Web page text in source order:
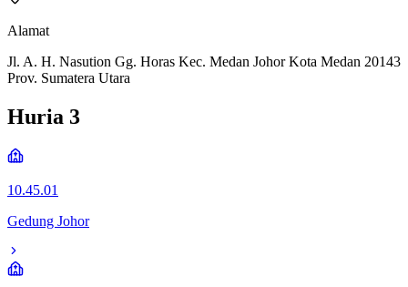
Alamat
Jl. A. H. Nasution Gg. Horas Kec. Medan Johor Kota Medan 20143
Prov. Sumatera Utara
Huria 3
10.45.01
Gedung Johor